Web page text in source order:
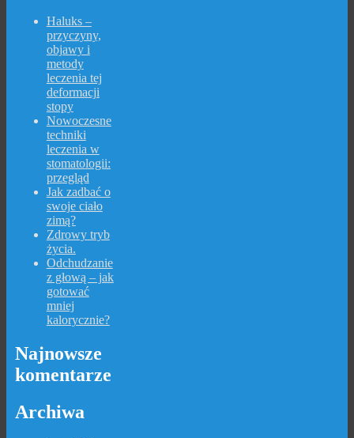
Haluks –
przyczyny,
objawy i
metody
leczenia tej
deformacji
stopy
Nowoczesne
techniki
leczenia w
stomatologii:
przegląd
Jak zadbać o
swoje ciało
zimą?
Zdrowy tryb
życia.
Odchudzanie
z głową – jak
gotować
mniej
kalorycznie?
Najnowsze
komentarze
Archiwa